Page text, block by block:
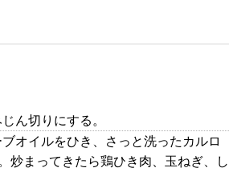
ん切りにする。
オイルをひき、さっと洗ったカルロ
炒まってきたら鶏ひき肉、玉ねぎ、し